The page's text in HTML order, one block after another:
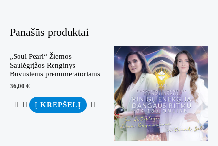
Panašūs produktai
„Soul Pearl“ Žiemos
Saulėgrįžos Renginys –
Buvusiems prenumeratoriams
36,00 €
Į KREPŠELĮ